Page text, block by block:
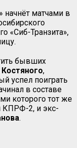
начнёт матчами в
«Сиб-Транзита»,
бывших
Костяного,
успел поиграть
в составе
которого тот же
КПРФ-2, и экс-
.